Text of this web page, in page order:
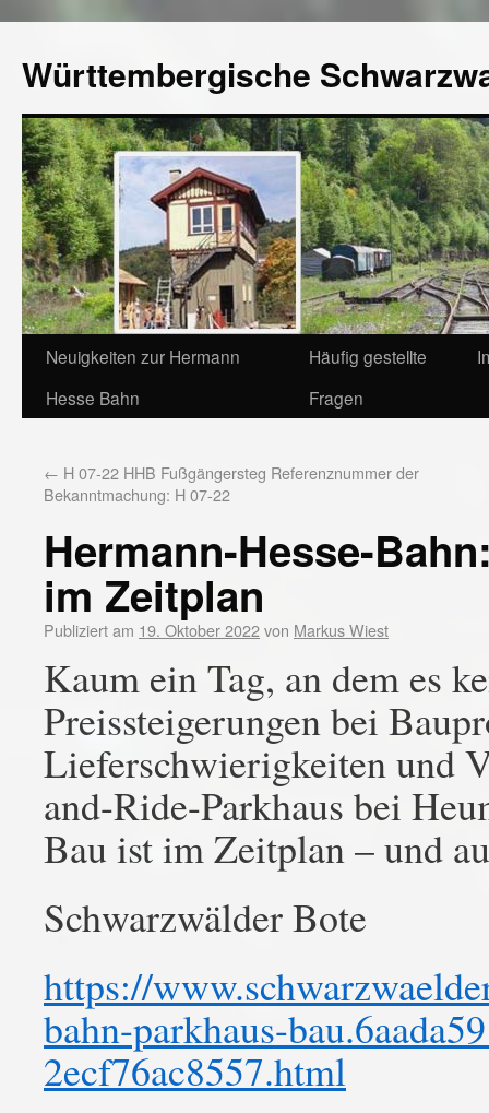
Württembergische
Neuigkeiten zur Hermann
Hesse Bahn
Häufig gestellte
Fragen
← H 07-22 HHB Fußgängersteg Referenznummer der
Bekanntmachung: H 07-22
Hermann-Hesse-
im Zeitplan
Publiziert am 19. Oktober 2022von Markus Wiest
Kaum ein Tag, an dem es
Preissteigerungen bei
Lieferschwierigkeiten und
and-Ride-Parkhaus bei
Bau ist im Zeitplan – und
Schwarzwälder Bote
https://
bahn-parkhaus-
2ecf76ac8557.html